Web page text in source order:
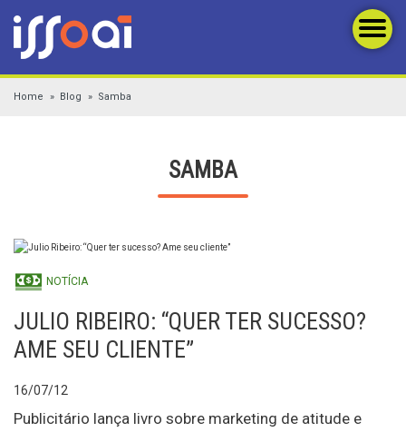
Home Blog Samba
SAMBA
NOTÍCIA
JULIO RIBEIRO: “QUER TER SUCESSO?
AME SEU CLIENTE”
16/07/12
Publicitário lança livro sobre marketing de atitude e